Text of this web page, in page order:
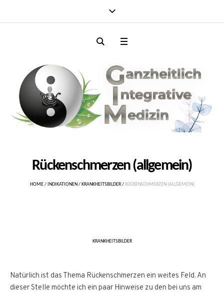
Rückenschmerzen (allgemein)
HOME / INDIKATIONEN / KRANKHEITSBILDER / RÜCKENSCHMERZEN (ALLGEMEIN)
KRANKHEITSBILDER
Natürlich ist das Thema Rückenschmerzen ein weites Feld. An
dieser Stelle möchte ich ein paar Hinweise zu den bei uns am